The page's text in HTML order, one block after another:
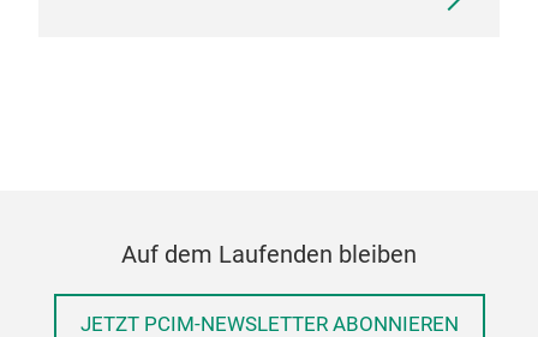
Auf dem Laufenden bleiben
JETZT PCIM-NEWSLETTER ABONNIEREN